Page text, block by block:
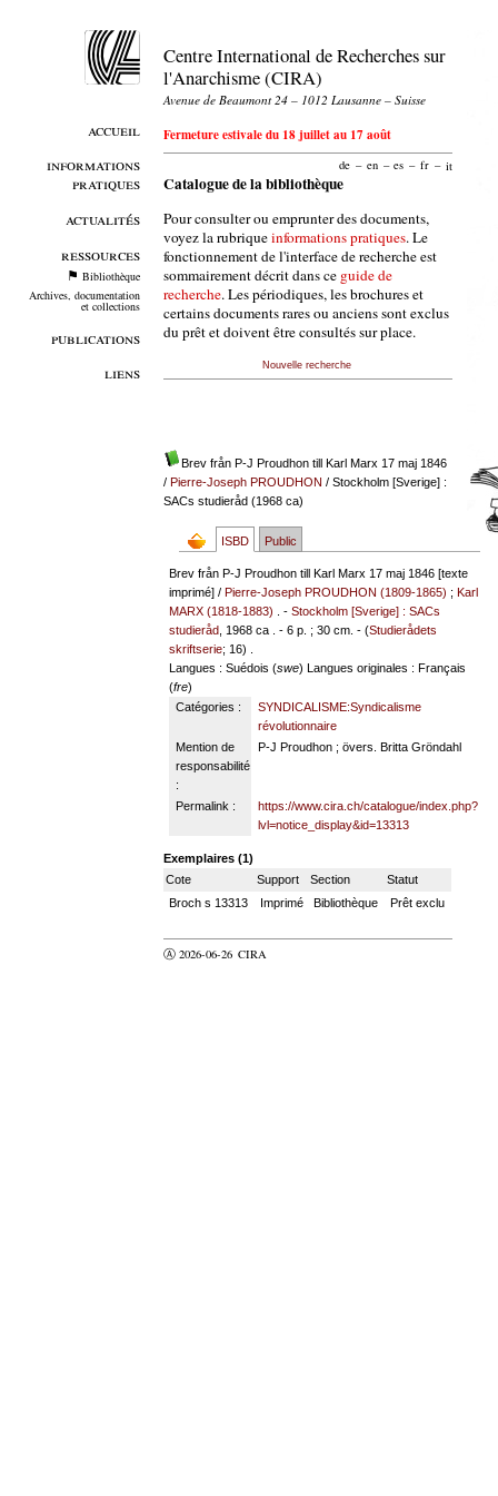
accueil
informations
pratiques
actualités
ressources
Bibliothèque
Archives, documentation
et collections
publications
liens
Centre International de Recherches sur
l'Anarchisme (CIRA)
Avenue de Beaumont 24 – 1012 Lausanne – Suisse
Fermeture estivale du 18 juillet au 17 août
de – en – es – fr – it
Catalogue de la bibliothèque
Pour consulter ou emprunter des documents,
voyez la rubriqueinformations pratiques. Le
fonctionnement de l'interface de recherche est
sommairement décrit dans ce guide de
recherche. Les périodiques, les brochures et
certains documents rares ou anciens sont exclus
du prêt et doivent être consultés sur place.
Nouvelle recherche
Brev från P-J Proudhon till Karl Marx 17 maj 1846
/ Pierre-Joseph PROUDHON / Stockholm [Sverige] :
SACs studieråd (1968 ca)
ISBD Public
Brev från P-J Proudhon till Karl Marx 17 maj 1846 [texte
imprimé] /Pierre-Joseph PROUDHON (1809-1865) ;Karl
MARX (1818-1883)
. -Stockholm [Sverige] : SACs
studieråd , 1968 ca . - 6 p. ; 30 cm. - (Studierådets
skriftserie; 16) .
Langues : Suédois (swe)Langues originales : Français
(fre)
Catégories :
SYNDICALISME:Syndicalisme
révolutionnaire
Mention de
responsabilité
:
P-J Proudhon ; övers. Britta Gröndahl
Permalink :
https://www.cira.ch/catalogue/index.php?
lvl=notice_display&id=13313
Exemplaires (1)
Cote
Support Section
Statut
Broch s 13313
Imprimé Bibliothèque Prêt exclu
Ⓐ 2026-06-26 CIRA